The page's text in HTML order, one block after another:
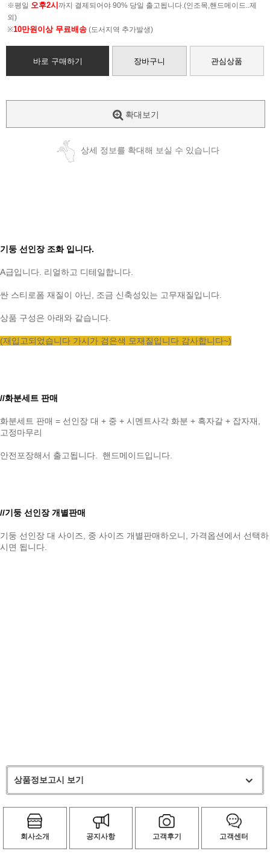
※평일 오후2시 까지 결제되어야 90% 당일 출고됩니다.(인조목,핸드메이드..제
외)
※10만원이상 무료배송 (도서지역 추가발생)
바로 구매하기 장바구니 관심상품
확대보기
상세 정보를 확대해 보실 수 있습니다
기둥 선인장 조화 입니다.
A급입니다. 리얼하고 디테일합니다.
싼 스티로폼 재질이 아닌, 조금 신축성있는 고무재질입니다.
상품 구성은 아래와 같습니다.
(재입고되었습니다 가시가 검은색 모재질입니다 감사합니다~)
//화분세트 판매
화분세트 판매 = 선인장 대 + 중 + 시멘트사각 화분 + 흑자갈 + 잡자재,
고정마무리
안전포장해서 출고됩니다. 핸드메이드입니다.
//기둥 선인장 개별판매
기둥 선인장 대 사이즈, 중 사이즈 개별판매하오니, 가격옵션에서 선택하
시면 됩니다.
상품정보고시 보기
회사소개 공지사항 고객후기 고객센터